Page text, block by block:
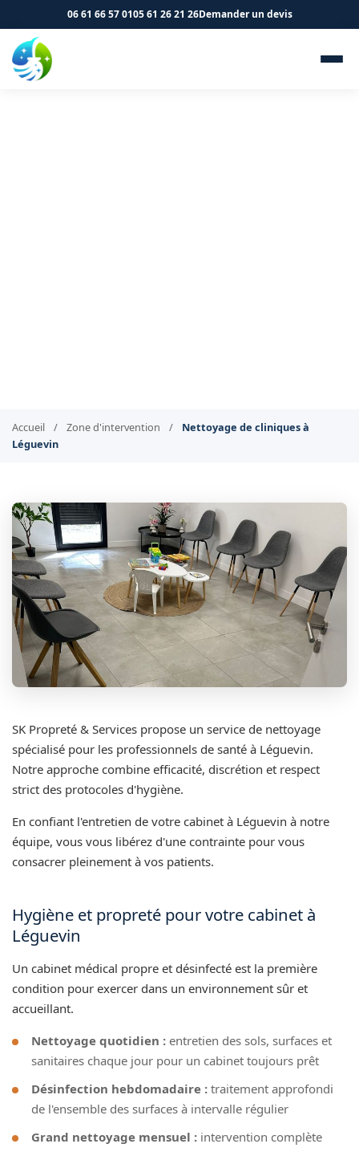
06 61 66 57 0105 61 26 21 26Demander un devis
Accueil / Zone d'intervention /
Nettoyage de cliniques à
Léguevin
SK Propreté & Services propose un service de nettoyage
spécialisé pour les professionnels de santé à Léguevin.
Notre approche combine efficacité, discrétion et respect
strict des protocoles d'hygiène.
En confiant l'entretien de votre cabinet à Léguevin à notre
équipe, vous vous libérez d'une contrainte pour vous
consacrer pleinement à vos patients.
Hygiène et propreté pour votre cabinet à
Léguevin
Un cabinet médical propre et désinfecté est la première
condition pour exercer dans un environnement sûr et
accueillant.
Nettoyage quotidien : entretien des sols, surfaces et
sanitaires chaque jour pour un cabinet toujours prêt
Désinfection hebdomadaire : traitement approfondi
de l'ensemble des surfaces à intervalle régulier
Grand nettoyage mensuel : intervention complète